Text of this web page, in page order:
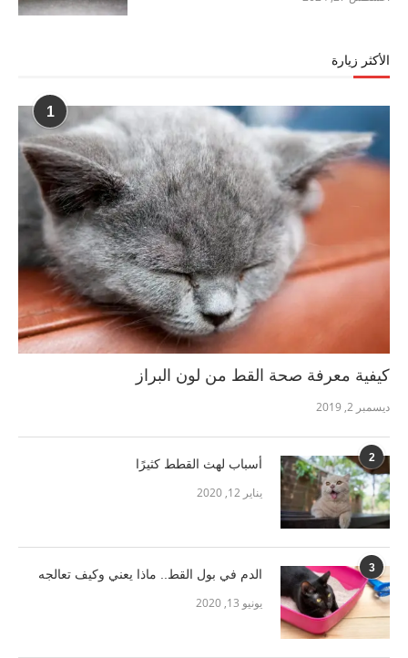
الأكثر زيارة
1
كيفية معرفة صحة القط من لون البراز
ديسمبر 2, 2019
2 أسباب لهث القطط كثيرًا
يناير 12, 2020
3 الدم في بول القط.. ماذا يعني وكيف تعالجه
يونيو 13, 2020